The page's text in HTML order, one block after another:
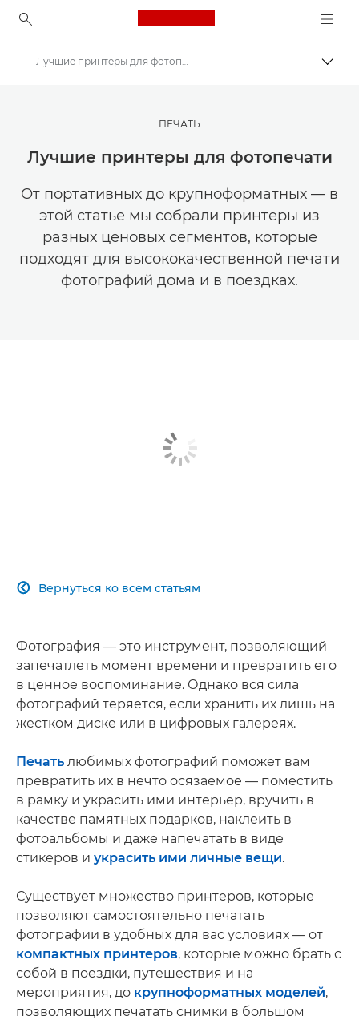
Canon Logo, back to
Мастерская творчества | Советы по фотографии и печати и руководства для покупателей
Советы и технические приемы по фотографии и печати
Лучшие принтеры для фотопечати
ПЕЧАТЬ
Лучшие принтеры для фотопечати
От портативных до крупноформатных — в
этой статье мы собрали принтеры из
разных ценовых сегментов, которые
подходят для высококачественной печати
фотографий дома и в поездках.
Вернуться ко всем статьям

Фотография — это инструмент, позволяющий
запечатлеть момент времени и превратить его
в ценное воспоминание. Однако вся сила
фотографий теряется, если хранить их лишь на
жестком диске или в цифровых галереях.
Печать любимых фотографий поможет вам
превратить их в нечто осязаемое — помеcтить
в рамку и украсить ими интерьер, вручить в
качестве памятных подарков, наклеить в
фотоальбомы и даже напечатать в виде
стикеров и украсить ими личные вещи.
Существует множество принтеров, которые
позволяют самостоятельно печатать
фотографии в удобных для вас условиях — от
компактных принтеров, которые можно брать с
собой в поездки, путешествия и на
мероприятия, до крупноформатных моделей,
позволяющих печатать снимки в большом